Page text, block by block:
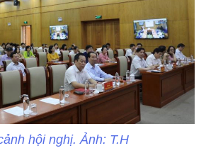
hội nghị. Ảnh: T.H